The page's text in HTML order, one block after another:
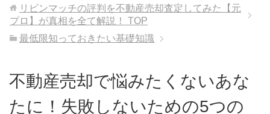
リビンマッチの評判を不動産売却査定してみた【元
プロ】が真相を全て解説！
TOP
最低限知っておきたい基礎知識
不動産売却で悩みたくないあな
たに！失敗しないための5つの